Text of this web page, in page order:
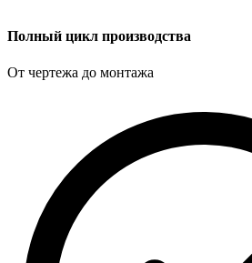
Полный цикл производства
От чертежа до монтажа